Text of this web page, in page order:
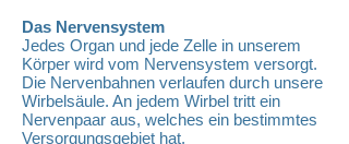
Das Nervensystem
Jedes Organ und jede Zelle in unserem
Körper wird vom Nervensystem versorgt.
Die Nervenbahnen verlaufen durch unsere
Wirbelsäule. An jedem Wirbel tritt ein
Nervenpaar aus, welches ein bestimmtes
Versorgungsgebiet hat.